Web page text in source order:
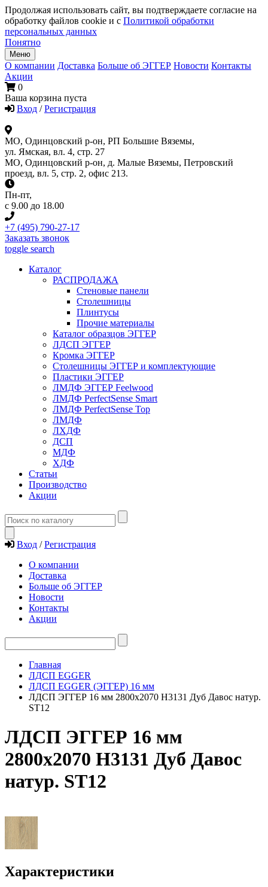
Продолжая использовать сайт, вы подтверждаете согласие на
обработку файлов cookie и с Политикой обработки
персональных данных
Понятно
Меню
О компании Доставка Больше об ЭГГЕР Новости Контакты
Акции
0
Ваша корзина пуста
Вход / Регистрация
МО, Одинцовский р-он, РП Большие Вяземы,
ул. Ямская, вл. 4, стр. 27
МО, Одинцовский р-он, д. Малые Вяземы, Петровский
проезд, вл. 5, стр. 2, офис 213.
Пн-пт,
с 9.00 до 18.00
+7 (495) 790-27-17
Заказать звонок
toggle search
Каталог
РАСПРОДАЖА
Стеновые панели
Столешницы
Плинтусы
Прочие материалы
Каталог образцов ЭГГЕР
ЛДСП ЭГГЕР
Кромка ЭГГЕР
Столешницы ЭГГЕР и комплектующие
Пластики ЭГГЕР
ЛМДФ ЭГГЕР Feelwood
ЛМДФ PerfectSense Smart
ЛМДФ PerfectSense Top
ЛМДФ
ЛХДФ
ДСП
МДФ
ХДФ
Статьи
Производство
Акции
Вход / Регистрация
О компании
Доставка
Больше об ЭГГЕР
Новости
Контакты
Акции
Главная
ЛДСП EGGER
ЛДСП EGGER (ЭГГЕР) 16 мм
ЛДСП ЭГГЕР 16 мм 2800х2070 H3131 Дуб Давос натур.
ST12
ЛДСП ЭГГЕР 16 мм
2800х2070 H3131 Дуб Давос
натур. ST12
Характеристики